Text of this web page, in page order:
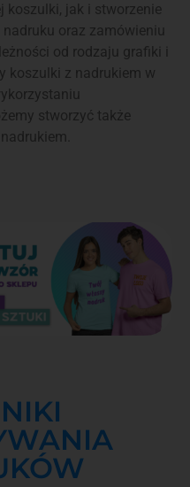
koszulki, jak i stworzenie
oraz zamówieniu
od rodzaju grafiki i
koszulki z nadrukiem w
stworzyć także